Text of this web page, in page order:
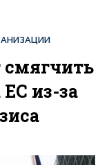
смягчить
из-за